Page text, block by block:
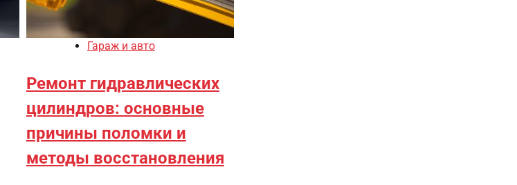
Гараж и авто
Ремонт гидравлических
цилиндров: основные
причины поломки и
методы восстановления